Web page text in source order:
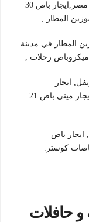
باصات للإيجار اليومي , اسعار تأجير باصات في مصر,ايجار باص 30
المطار ,
المطار في مدينة
ميكروباص رحلات ,
ايجار
ميكروباص مكيف ,تاجير ميكروباص بالسائق , ايجار ميني باص 21
, ايجار باص
و حافلات